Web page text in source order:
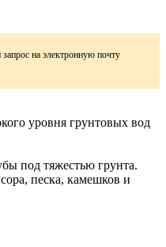
на электронную почту
уровня грунтовых вод
под тяжестью грунта.
песка, камешков и